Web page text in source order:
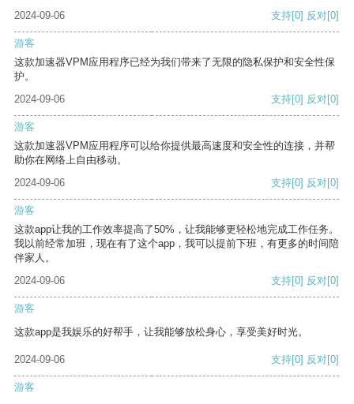
2024-09-06 支持[0] 反对[0]
游客
这款加速器VPM应用程序已经为我们带来了无限的隐私保护和安全性保
护。
2024-09-06
支持[0] 反对[0]
游客
这款加速器VPM应用程序可以给你提供最高速度和安全性的连接，并帮
助你在网络上自由移动。
2024-09-06
支持[0] 反对[0]
游客
这款app让我的工作效率提高了50%，让我能够更轻松地完成工作任务。
我以前经常加班，现在有了这个app，我可以提前下班，有更多的时间陪
伴家人。
2024-09-06
支持[0] 反对[0]
游客
这款app是我娱乐的好帮手，让我能够放松身心，享受美好时光。
2024-09-06 支持[0] 反对[0]
游客